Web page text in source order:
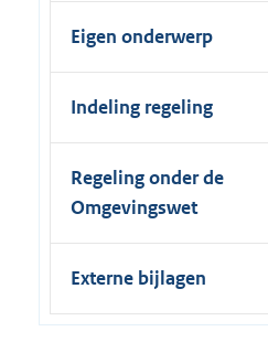
Eigen onderwerp
Indeling regeling
Regeling onder de
Omgevingswet
Externe bijlagen